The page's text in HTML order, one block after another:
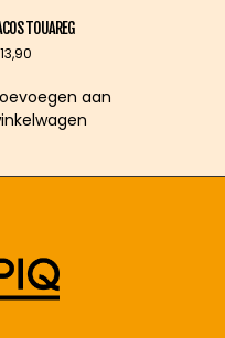
TOUAREG
13,90
aan